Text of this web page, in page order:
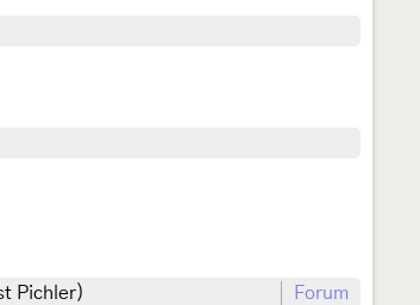
Pichler)
Forum